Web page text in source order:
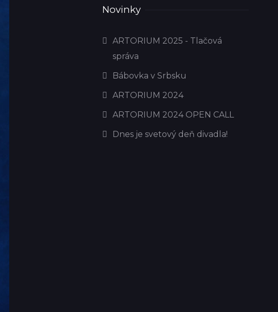
Novinky
ARTORIUM 2025 - Tlačová
správa
Bábovka v Srbsku
ARTORIUM 2024
ARTORIUM 2024 OPEN CALL
Dnes je svetový deň divadla!